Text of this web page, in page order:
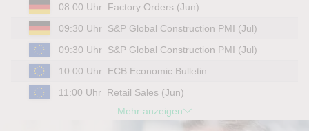
08:00 Uhr Factory Orders (Jun)
09:30 Uhr S&P Global Construction PMI (Jul)
09:30 Uhr S&P Global Construction PMI (Jul)
10:00 Uhr ECB Economic Bulletin
11:00 Uhr Retail Sales (Jun)
Mehr anzeigen